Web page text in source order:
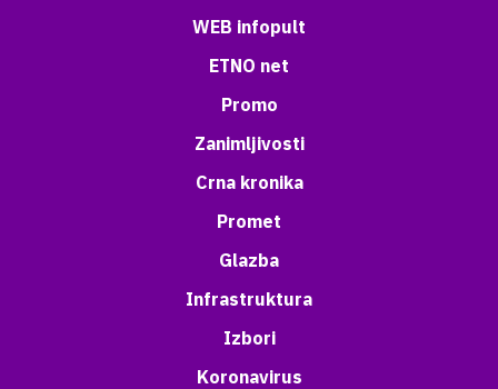
WEB infopult
ETNO net
Promo
Zanimljivosti
Crna kronika
Promet
Glazba
Infrastruktura
Izbori
Koronavirus